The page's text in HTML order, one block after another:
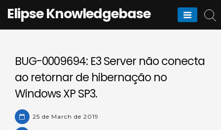
Elipse Knowledgebase
BUG-0009694: E3 Server não conecta
ao retornar de hibernação no
Windows XP SP3.
25 de March de 2019